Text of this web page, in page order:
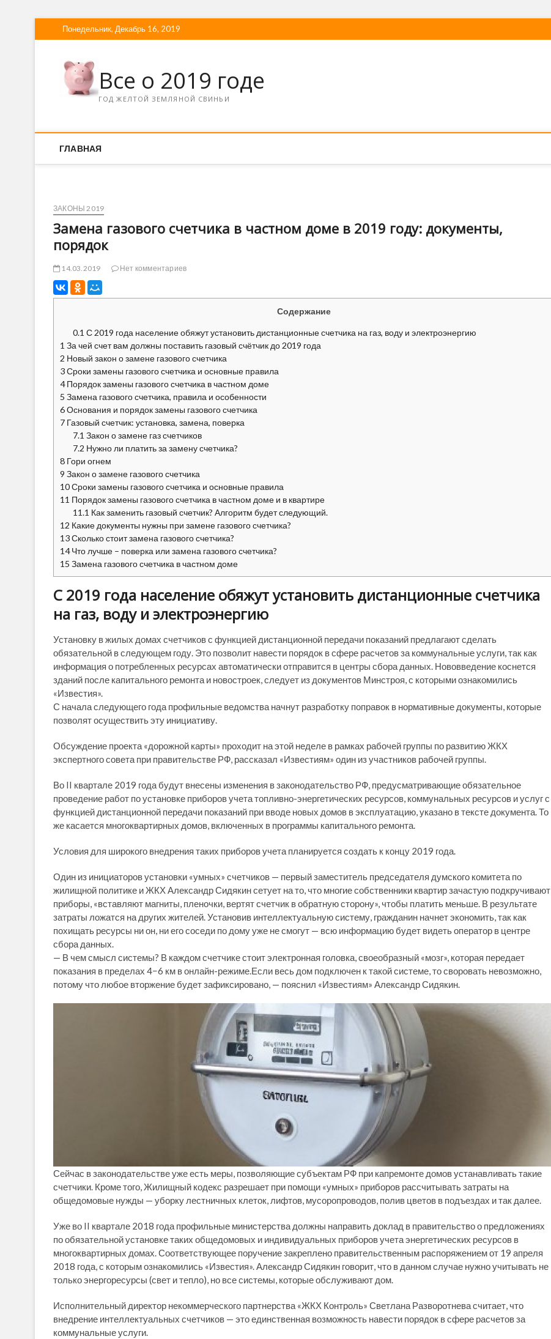
Понедельник, Декабрь 16, 2019
Все о 2019 годе
ГОД ЖЕЛТОЙ ЗЕМЛЯНОЙ СВИНЬИ
ГЛАВНАЯ
ЗАКОНЫ 2019
Замена газового счетчика в частном доме в 2019 году: документы,
порядок
14.03.2019 Нет комментариев
Содержание
0.1 С 2019 года население обяжут установить дистанционные счетчика на газ, воду и электроэнергию
1 За чей счет вам должны поставить газовый счётчик до 2019 года
2 Новый закон о замене газового счетчика
3Сроки замены газового счетчика и основные правила
4Порядок замены газового счетчика в частном доме
5 Замена газового счетчика, правила и особенности
6Основания и порядок замены газового счетчика
7 Газовый счетчик: установка, замена, поверка
7.1 Закон о замене газ счетчиков
7.2 Нужно ли платить за замену счетчика?
8 Гори огнем
9 Закон о замене газового счетчика
10Сроки замены газового счетчика и основные правила
11 Порядок замены газового счетчика в частном доме и в квартире
11.1 Как заменить газовый счетчик? Алгоритм будет следующий.
12 Какие документы нужны при замене газового счетчика?
13Сколько стоит замена газового счетчика?
14Что лучше – поверка или замена газового счетчика?
15 Замена газового счетчика в частном доме
С 2019 года население обяжут установить дистанционные счетчика
на газ, воду и электроэнергию
Установку в жилых домах счетчиков с функцией дистанционной передачи показаний предлагают сделать
обязательной в следующем году. Это позволит навести порядок в сфере расчетов за коммунальные услуги, так как
информация о потребленных ресурсах автоматически отправится в центры сбора данных. Нововведение коснется
зданий после капитального ремонта и новостроек, следует из документов Минстроя, с которыми ознакомились
«Известия».
С начала следующего года профильные ведомства начнут разработку поправок в нормативные документы, которые
позволят осуществить эту инициативу.
Обсуждение проекта «дорожной карты» проходит на этой неделе в рамках рабочей группы по развитию ЖКХ
экспертного совета при правительстве РФ, рассказал «Известиям» один из участников рабочей группы.
Во II квартале 2019 года будут внесены изменения в законодательство РФ, предусматривающие обязательное
проведение работ по установке приборов учета топливно-энергетических ресурсов, коммунальных ресурсов и услуг с
функцией дистанционной передачи показаний при вводе новых домов в эксплуатацию, указано в тексте документа. То
же касается многоквартирных домов, включенных в программы капитального ремонта.
Условия для широкого внедрения таких приборов учета планируется создать к концу 2019 года.
Один из инициаторов установки «умных» счетчиков — первый заместитель председателя думского комитета по
жилищной политике и ЖКХ Александр Сидякин сетует на то, что многие собственники квартир зачастую подкручивают
приборы, «вставляют магниты, пленочки, вертят счетчик в обратную сторону», чтобы платить меньше. В результате
затраты ложатся на других жителей. Установив интеллектуальную систему, гражданин начнет экономить, так как
похищать ресурсы ни он, ни его соседи по дому уже не смогут — всю информацию будет видеть оператор в центре
сбора данных.
— В чем смысл системы? В каждом счетчике стоит электронная головка, своеобразный «мозг», которая передает
показания в пределах 4−6 км в онлайн-режиме.Если весь дом подключен к такой системе, то своровать невозможно,
потому что любое вторжение будет зафиксировано, — пояснил «Известиям» Александр Сидякин.
Сейчас в законодательстве уже есть меры, позволяющие субъектам РФ при капремонте домов устанавливать такие
счетчики. Кроме того, Жилищный кодекс разрешает при помощи «умных» приборов рассчитывать затраты на
общедомовые нужды — уборку лестничных клеток, лифтов, мусоропроводов, полив цветов в подъездах и так далее.
Уже во II квартале 2018 года профильные министерства должны направить доклад в правительство о предложениях
по обязательной установке таких общедомовых и индивидуальных приборов учета энергетических ресурсов в
многоквартирных домах. Соответствующее поручение закреплено правительственным распоряжением от 19 апреля
2018 года, с которым ознакомились «Известия». Александр Сидякин говорит, что в данном случае нужно учитывать не
только энергоресурсы (свет и тепло), но все системы, которые обслуживают дом.
Исполнительный директор некоммерческого партнерства «ЖКХ Контроль» Светлана Разворотнева считает, что
внедрение интеллектуальных счетчиков — это единственная возможность навести порядок в сфере расчетов за
коммунальные услуги.